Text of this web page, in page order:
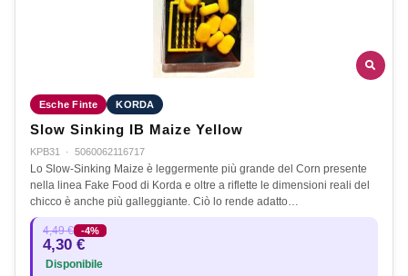
Esche Finte KORDA
Slow Sinking IB Maize Yellow
KPB31 · 5060062116717
Lo Slow-Sinking Maize è leggermente più grande del Corn presente
nella linea Fake Food di Korda e oltre a riflette le dimensioni reali del
chicco è anche più galleggiante. Ciò lo rende adatto…
4,49 € -4%
4,30 €
Disponibile